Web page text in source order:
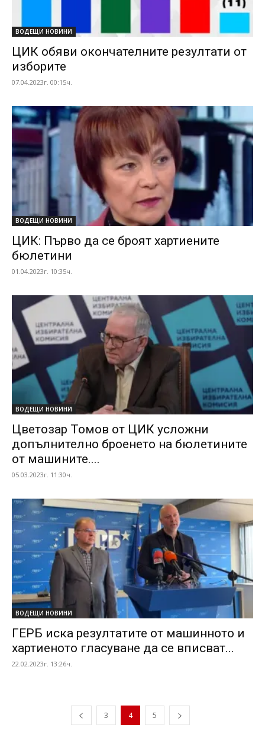
ВОДЕЩИ НОВИНИ
ЦИК обяви окончателните резултати от
изборите
07.04.2023г. 00:15ч.
ВОДЕЩИ НОВИНИ
ЦИК: Първо да се броят хартиените
бюлетини
01.04.2023г. 10:35ч.
ВОДЕЩИ НОВИНИ
Цветозар Томов от ЦИК усложни
допълнително броенето на бюлетините
от машините....
05.03.2023г. 11:30ч.
ВОДЕЩИ НОВИНИ
ГЕРБ иска резултатите от машинното и
хартиеното гласуване да се вписват...
22.02.2023г. 13:26ч.
3 4 5